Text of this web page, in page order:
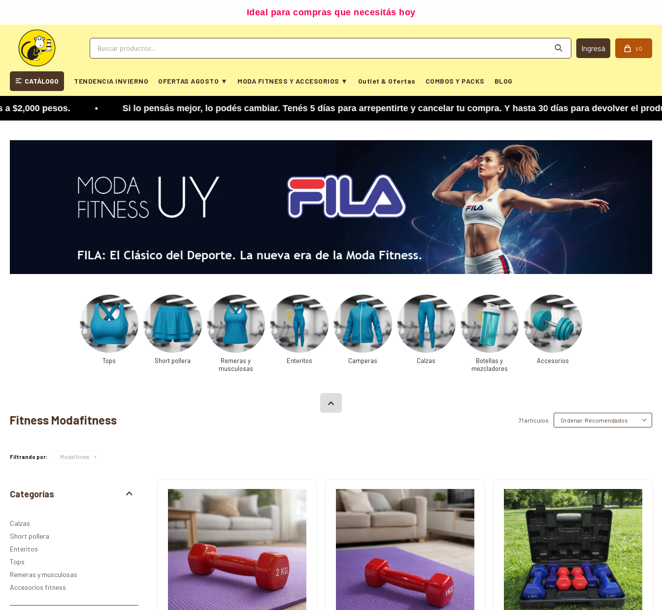
Ideal para compras que necesitás hoy
CATÁLOGO TENDENCIA INVIERNO OFERTAS AGOSTO ▼ MODA FITNESS Y ACCESORIOS ▼ Outlet & Ofertas COMBOS Y PACKS BLOG
$ 0
• Si lo pensás mejor, lo podés cambiar. Tenés 5 días para arrepentirte y cancelar tu compra. Y hasta 30 días para devolver el producto si
Tops Short pollera
Remeras y
musculosas
Enteritos Camperas Calzas
Botellas y
mezcladores
Accesorios
Fitness Modafitness 71 artículos Recomendados
Filtrando por: Modafitness
Categorías
Calzas
Short pollera
Enteritos
Tops
Remeras y musculosas
Accesorios fitness